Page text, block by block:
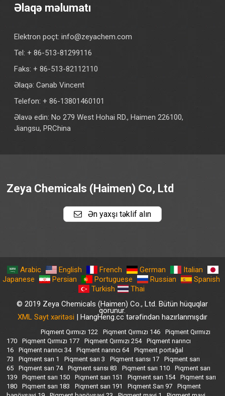
Əlaqə məlumatı
Elektron poçt:info@zeyachem.com
Tel: + 86-513-81299116
Faks: + 86-513-82112110
Əlaqə: Cənab Vincent
Telefon: + 86-13801460101
Əlavə edin: No 279 West Hohai RD., Haimen 226100,
Jiangsu, PRChina
Zeya Chemicals (Haimen) Co, Ltd
Ən yaxşı təklif alın
Arabic English French German
Italian
Japanese
Persian Portuguese Russian
Spanish
Turkish
Thai
© 2019 Zeya Chemicals (Haimen) Co., Ltd. Bütün hüquqlar
qorunur.
XML Sayt xəritəsi | HangHeng.cc tərəfindən hazırlanmışdır
Piqment Qırmızı 122 Piqment Qırmızı 146
Piqment Qırmızı
170
Piqment Qırmızı 177 Piqment Qırmızı 254
Piqment narıncı
16
Piqment narıncı 34 Piqment narıncı 64
Piqment portağal
73
Piqment sarı 1 Piqment sarı 3 Piqment sarısı 17
Piqment sarı
65
Piqment sarı 74 Piqment sarısı 83 Piqment sarı 110
Piqment sarı
139
Piqment sarı 150 Piqment sarı 151 Piqment sarı 154
Piqment sarı
180
Piqment sarı 183 Piqment sarı 191 Piqment Sarı 97
Piqment